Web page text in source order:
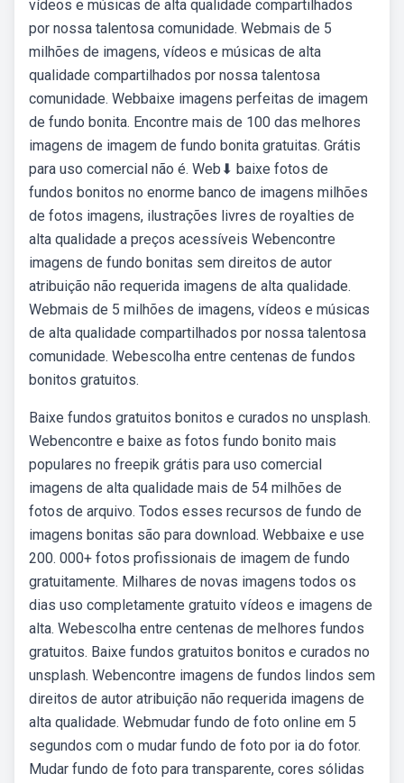
vídeos e músicas de alta qualidade compartilhados
por nossa talentosa comunidade. Webmais de 5
milhões de imagens, vídeos e músicas de alta
qualidade compartilhados por nossa talentosa
comunidade. Webbaixe imagens perfeitas de imagem
de fundo bonita. Encontre mais de 100 das melhores
imagens de imagem de fundo bonita gratuitas. Grátis
para uso comercial não é. Web⬇ baixe fotos de
fundos bonitos no enorme banco de imagens milhões
de fotos imagens, ilustrações livres de royalties de
alta qualidade a preços acessíveis Webencontre
imagens de fundo bonitas sem direitos de autor
atribuição não requerida imagens de alta qualidade.
Webmais de 5 milhões de imagens, vídeos e músicas
de alta qualidade compartilhados por nossa talentosa
comunidade. Webescolha entre centenas de fundos
bonitos gratuitos.
Baixe fundos gratuitos bonitos e curados no unsplash.
Webencontre e baixe as fotos fundo bonito mais
populares no freepik grátis para uso comercial
imagens de alta qualidade mais de 54 milhões de
fotos de arquivo. Todos esses recursos de fundo de
imagens bonitas são para download. Webbaixe e use
200. 000+ fotos profissionais de imagem de fundo
gratuitamente. Milhares de novas imagens todos os
dias uso completamente gratuito vídeos e imagens de
alta. Webescolha entre centenas de melhores fundos
gratuitos. Baixe fundos gratuitos bonitos e curados no
unsplash. Webencontre imagens de fundos lindos sem
direitos de autor atribuição não requerida imagens de
alta qualidade. Webmudar fundo de foto online em 5
segundos com o mudar fundo de foto por ia do fotor.
Mudar fundo de foto para transparente, cores sólidas